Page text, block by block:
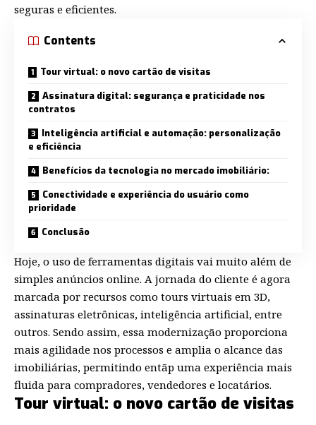
seguras e eficientes.
Contents
Tour virtual: o novo cartão de visitas
Assinatura digital: segurança e praticidade nos
contratos
Inteligência artificial e automação: personalização
e eficiência
Benefícios da tecnologia no mercado imobiliário:
Conectividade e experiência do usuário como
prioridade
Conclusão
Hoje, o uso de ferramentas digitais vai muito além de
simples anúncios online. A jornada do cliente é agora
marcada por recursos como tours virtuais em 3D,
assinaturas eletrônicas, inteligência artificial, entre
outros. Sendo assim, essa modernização proporciona
mais agilidade nos processos e amplia o alcance das
imobiliárias, permitindo entãp uma experiência mais
fluida para compradores, vendedores e locatários.
Tour virtual: o novo cartão de visitas